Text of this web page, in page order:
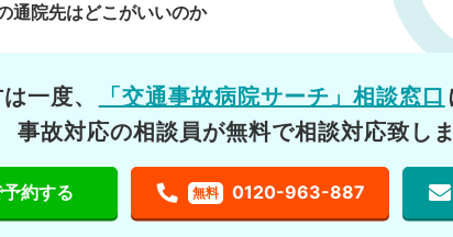
通院先はどこがいいのか
一度、 「交通事故病院サーチ」相談窓口
事故対応の相談員が無料で相談対応致しま
約する 無料 0120-963-887